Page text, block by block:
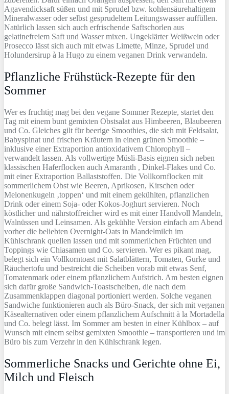
Agavendicksaft süßen und mit Sprudel bzw. kohlensäurehaltigem
Mineralwasser oder selbst gesprudeltem Leitungswasser auffüllen.
Natürlich lassen sich auch erfrischende Saftschorlen aus
gelatinefreiem Saft und Wasser mixen. Ungeklärter Weißwein oder
Prosecco lässt sich auch mit etwas Limette, Minze, Sprudel und
Holundersirup à la Hugo zu einem veganen Drink verwandeln.
Pflanzliche Frühstück-Rezepte für den
Sommer
Wer es fruchtig mag bei den vegane Sommer Rezepte, startet den
Tag mit einem bunt gemixten Obstsalat aus Himbeeren, Blaubeeren
und Co. Gleiches gilt für beerige Smoothies, die sich mit Feldsalat,
Babyspinat und frischen Kräutern in einen grünen Smoothie –
inklusive einer Extraportion antioxidativem Chlorophyll –
verwandelt lassen. Als vollwertige Müsli-Basis eignen sich neben
klassischen Haferflocken auch Amaranth , Dinkel-Flakes und Co.
mit einer Extraportion Ballaststoffen. Die Vollkornflocken mit
sommerlichem Obst wie Beeren, Aprikosen, Kirschen oder
Melonenkugeln ‚toppen‘ und mit einem gekühlten, pflanzlichen
Drink oder einem Soja- oder Kokos-Joghurt servieren. Noch
köstlicher und nährstoffreicher wird es mit einer Handvoll Mandeln,
Walnüssen und Leinsamen. Als gekühlte Version einfach am Abend
vorher die beliebten Overnight-Oats in Mandelmilch im
Kühlschrank quellen lassen und mit sommerlichen Früchten und
Toppings wie Chiasamen und Co. servieren. Wer es pikant mag,
belegt sich ein Vollkorntoast mit Salatblättern, Tomaten, Gurke und
Räuchertofu und bestreicht die Scheiben vorab mit etwas Senf,
Tomatenmark oder einem pflanzlichem Aufstrich. Am besten eignen
sich dafür große Sandwich-Toastscheiben, die nach dem
Zusammenklappen diagonal portioniert werden. Solche veganen
Sandwiche funktionieren auch als Büro-Snack, der sich mit veganen
Käsealternativen oder einem pflanzlichem Aufschnitt à la Mortadella
und Co. belegt lässt. Im Sommer am besten in einer Kühlbox – auf
Wunsch mit einem selbst gemixten Smoothie – transportieren und im
Büro bis zum Verzehr in den Kühlschrank legen.
Sommerliche Snacks und Gerichte ohne Ei,
Milch und Fleisch